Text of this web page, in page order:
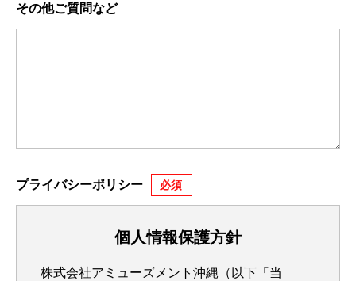
その他ご質問など
プライバシーポリシー
個人情報保護方針
株式会社アミューズメント沖縄（以下「当